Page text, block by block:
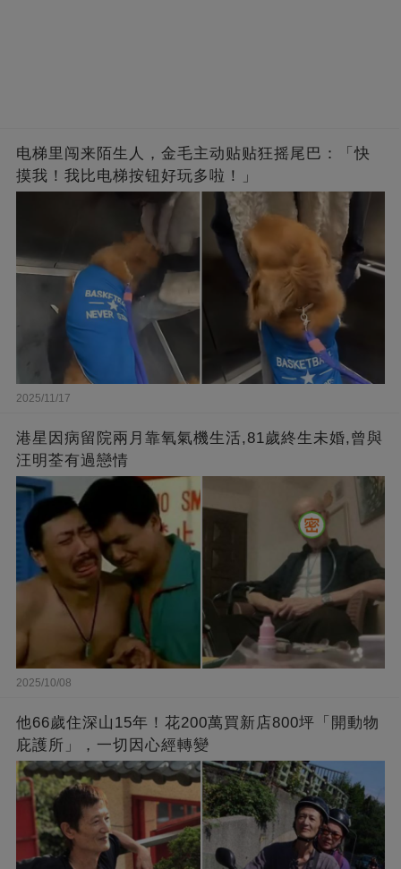
电梯里闯来陌生人，金毛主动贴贴狂摇尾巴：「快
摸我！我比电梯按钮好玩多啦！」
2025/11/17
港星因病留院兩月靠氧氣機生活,81歲終生未婚,曾與
汪明荃有過戀情
2025/10/08
他66歲住深山15年！花200萬買新店800坪「開動物
庇護所」，一切因心經轉變